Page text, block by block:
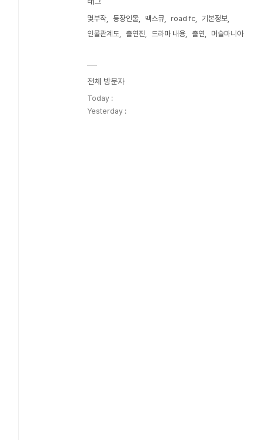
몇부작 등장인물 맥스큐 road fc
기본정보
인물관계도
출연진 드라마 내용 출연 머슬마니아
전체 방문자
Today :
Yesterday :